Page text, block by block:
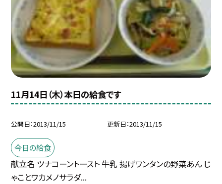
11月14日（木）本日の給食です
公開日 2013/11/15 更新日 2013/11/15
今日の給食
献立名 ツナコーントースト 牛乳 揚げワンタンの野菜あん じ
ゃことワカメノサラダ...